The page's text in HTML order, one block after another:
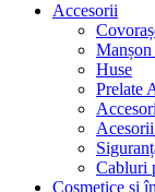
Accesorii
Manșon
Huse
Prelate
Cabluri
Cosmetice și